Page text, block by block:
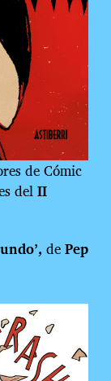
de Cómic
delII
dePep